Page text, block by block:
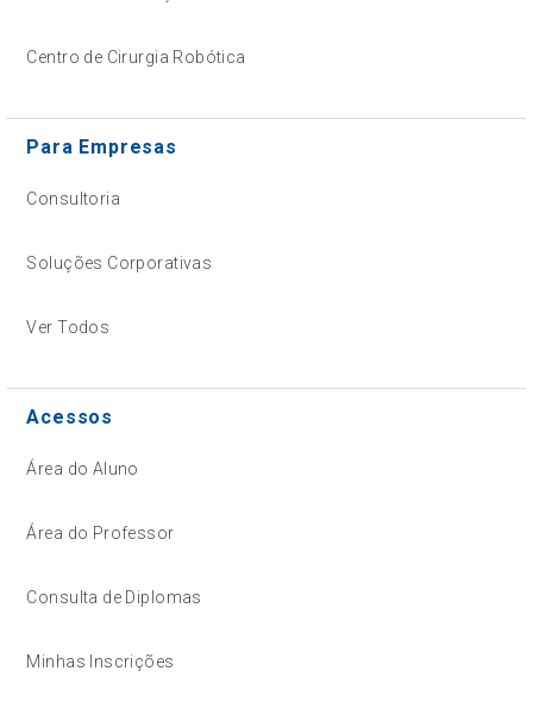
Centro de Cirurgia Robótica
Para Empresas
Consultoria
Soluções Corporativas
Ver Todos
Acessos
Área do Aluno
Área do Professor
Consulta de Diplomas
Minhas Inscrições